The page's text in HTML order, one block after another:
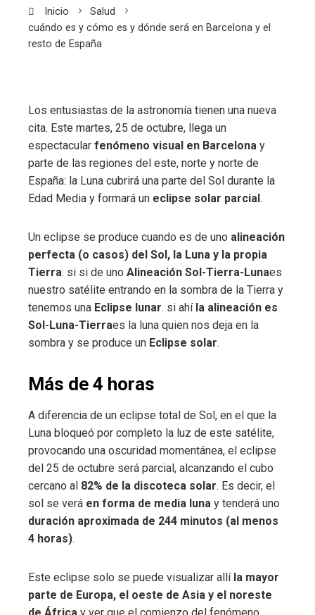
Inicio
Salud
cuándo es y cómo es y dónde será en Barcelona y el
resto de España
Los entusiastas de la astronomía tienen una nueva
cita. Este martes, 25 de octubre, llega un
espectacular fenómeno visual en Barcelona y
parte de las regiones del este, norte y norte de
España: la Luna cubrirá una parte del Sol durante la
Edad Media y formará un eclipse solar parcial.
Un eclipse se produce cuando es de uno alineación
perfecta (o casos) del Sol, la Luna y la propia
Tierra. si si de uno Alineación Sol-Tierra-Lunaes
nuestro satélite entrando en la sombra de la Tierra y
tenemos una Eclipse lunar. si ahí la alineación es
Sol-Luna-Tierraes la luna quien nos deja en la
sombra y se produce un Eclipse solar.
Más de 4 horas
A diferencia de un eclipse total de Sol, en el que la
Luna bloqueó por completo la luz de este satélite,
provocando una oscuridad momentánea, el eclipse
del 25 de octubre será parcial, alcanzando el cubo
cercano al 82% de la discoteca solar. Es decir, el
sol se verá en forma de media luna y tenderá uno
duración aproximada de 244 minutos (al menos
4 horas).
Este eclipse solo se puede visualizar allí la mayor
parte de Europa, el oeste de Asia y el noreste